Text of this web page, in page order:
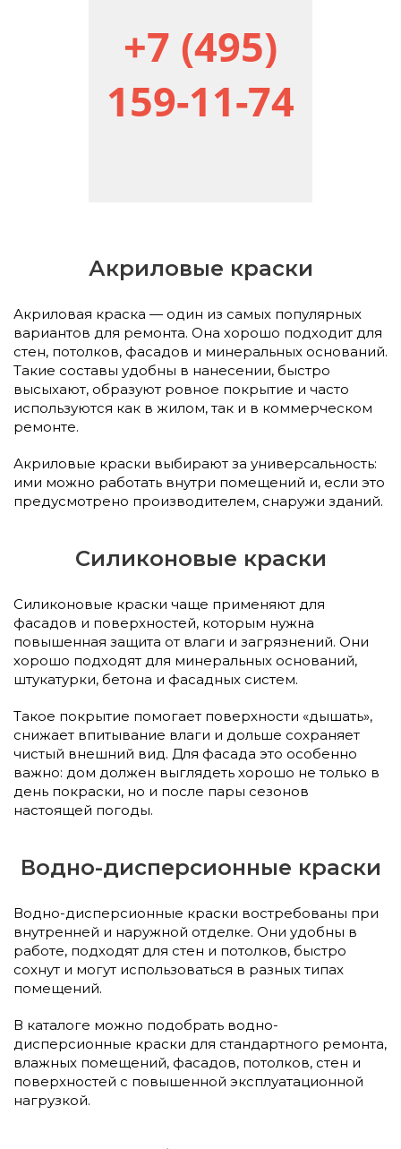
+7 (495)
159-11-74
Акриловые краски
Акриловая краска — один из самых популярных
вариантов для ремонта. Она хорошо подходит для
стен, потолков, фасадов и минеральных оснований.
Такие составы удобны в нанесении, быстро
высыхают, образуют ровное покрытие и часто
используются как в жилом, так и в коммерческом
ремонте.
Акриловые краски выбирают за универсальность:
ими можно работать внутри помещений и, если это
предусмотрено производителем, снаружи зданий.
Силиконовые краски
Силиконовые краски чаще применяют для
фасадов и поверхностей, которым нужна
повышенная защита от влаги и загрязнений. Они
хорошо подходят для минеральных оснований,
штукатурки, бетона и фасадных систем.
Такое покрытие помогает поверхности «дышать»,
снижает впитывание влаги и дольше сохраняет
чистый внешний вид. Для фасада это особенно
важно: дом должен выглядеть хорошо не только в
день покраски, но и после пары сезонов
настоящей погоды.
Водно-дисперсионные краски
Водно-дисперсионные краски востребованы при
внутренней и наружной отделке. Они удобны в
работе, подходят для стен и потолков, быстро
сохнут и могут использоваться в разных типах
помещений.
В каталоге можно подобрать водно-
дисперсионные краски для стандартного ремонта,
влажных помещений, фасадов, потолков, стен и
поверхностей с повышенной эксплуатационной
нагрузкой.